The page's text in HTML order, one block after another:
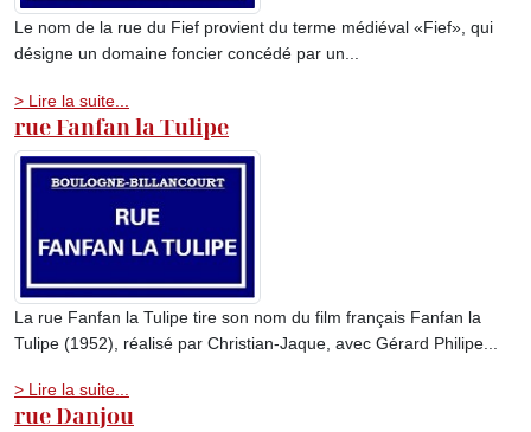
Le nom de la rue du Fief provient du terme médiéval «Fief», qui
désigne un domaine foncier concédé par un...
> Lire la suite...
rue Fanfan la Tulipe
La rue Fanfan la Tulipe tire son nom du film français Fanfan la
Tulipe (1952), réalisé par Christian-Jaque, avec Gérard Philipe...
> Lire la suite...
rue Danjou